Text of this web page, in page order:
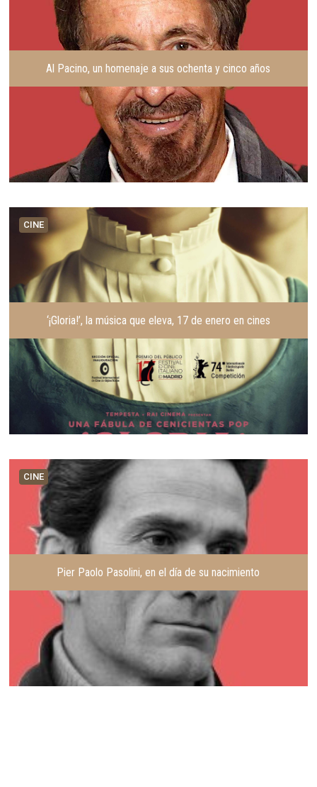
Al Pacino, un homenaje a sus ochenta y cinco años
CINE
‘¡Gloria!’, la música que eleva, 17 de enero en cines
CINE
Pier Paolo Pasolini, en el día de su nacimiento